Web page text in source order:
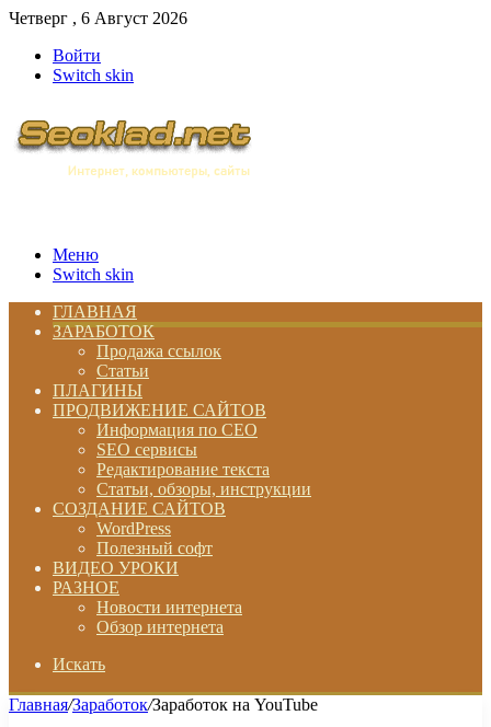
Четверг , 6 Август 2026
Войти
Switch skin
Меню
Switch skin
ГЛАВНАЯ
ЗАРАБОТОК
Продажа ссылок
Статьи
ПЛАГИНЫ
ПРОДВИЖЕНИЕ САЙТОВ
Информация по СЕО
SEO сервисы
Редактирование текста
Статьи, обзоры, инструкции
СОЗДАНИЕ САЙТОВ
WordPress
Полезный софт
ВИДЕО УРОКИ
РАЗНОЕ
Новости интернета
Обзор интернета
Искать
Главная/Заработок/Заработок на YouTube